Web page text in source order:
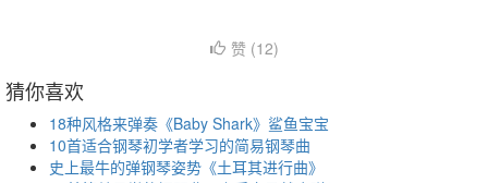
赞 (12)
猜你喜欢
18种风格来弹奏《Baby Shark》鲨鱼宝宝
10首适合钢琴初学者学习的简易钢琴曲
史上最牛的弹钢琴姿势《土耳其进行曲》